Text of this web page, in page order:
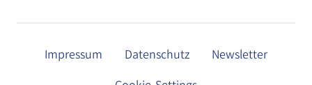
Impressum Datenschutz
Newsletter